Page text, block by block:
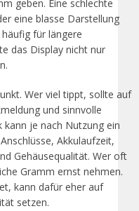
geben. Eine schlechte
eine blasse Darstellung
für längere
das Display nicht nur
Wer viel tippt, sollte auf
und sinnvolle
kann je nach Nutzung ein
Akkulaufzeit,
Gehäusequalität. Wer oft
Gramm ernst nehmen.
kann dafür eher auf
setzen.